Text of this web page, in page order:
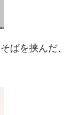
ばを挟んだ、